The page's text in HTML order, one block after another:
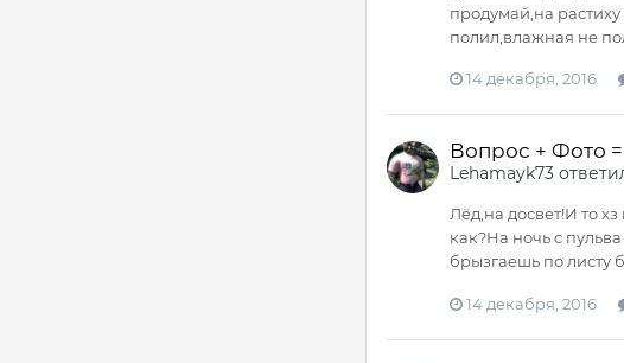
продумай,на
полил,влажная не
14 декабря, 2016
Вопрос + Фото
Lehamayk73
Лёд,на досвет!И то
как?На ночь с
брызгаешь по листу
14 декабря, 2016